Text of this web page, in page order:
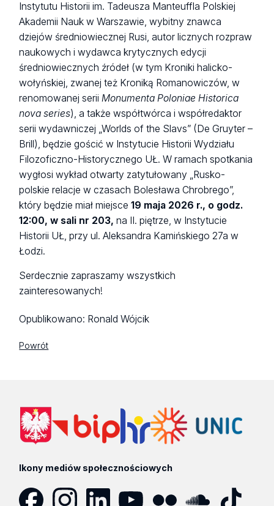
Instytutu Historii im. Tadeusza Manteuffla Polskiej
Akademii Nauk w Warszawie, wybitny znawca
dziejów średniowiecznej Rusi, autor licznych rozpraw
naukowych i wydawca krytycznych edycji
średniowiecznych źródeł (w tym Kroniki halicko-
wołyńskiej, zwanej też Kroniką Romanowiczów, w
renomowanej seriiMonumenta Poloniae Historica
nova series), a także współtwórca i współredaktor
serii wydawniczej „Worlds of the Slavs” (De Gruyter –
Brill), będzie gościć w Instytucie Historii Wydziału
Filozoficzno-Historycznego UŁ. W ramach spotkania
wygłosi wykład otwarty zatytułowany „Rusko-
polskie relacje w czasach Bolesława Chrobrego”,
który będzie miał miejsce19 maja 2026 r., o godz.
12:00, w sali nr 203, na II. piętrze, w Instytucie
Historii UŁ, przy ul. Aleksandra Kamińskiego 27a w
Łodzi.
Serdecznie zapraszamy wszystkich
zainteresowanych!
Opublikowano: Ronald Wójcik
Powrót
Ikony mediów społecznościowych